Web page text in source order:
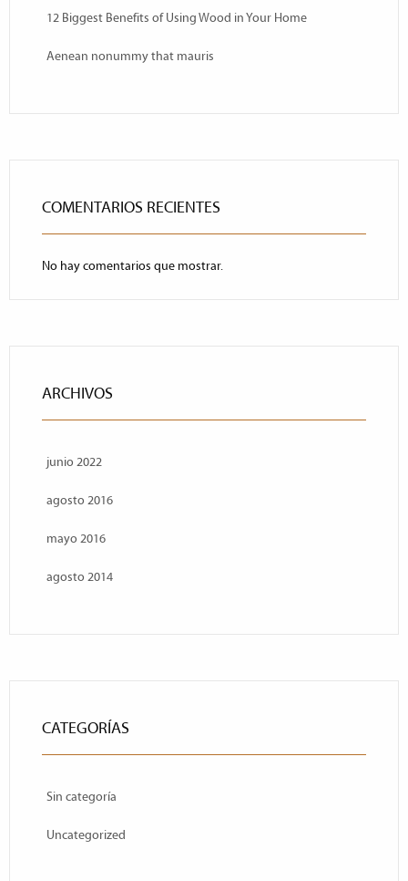
12 Biggest Benefits of Using Wood in Your Home
Aenean nonummy that mauris
COMENTARIOS RECIENTES
No hay comentarios que mostrar.
ARCHIVOS
junio 2022
agosto 2016
mayo 2016
agosto 2014
CATEGORÍAS
Sin categoría
Uncategorized